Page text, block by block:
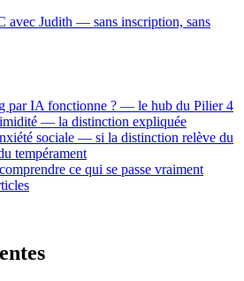
avec Judith — sans inscription, sans
par IA fonctionne ? — le hub du Pilier 4
— la distinction expliquée
sociale — si la distinction relève du
tempérament
ce qui se passe vraiment